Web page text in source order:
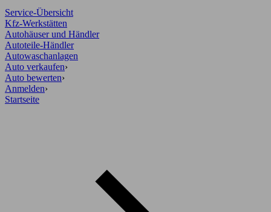
Service-Übersicht
Kfz-Werkstätten
Autohäuser und Händler
Autoteile-Händler
Autowaschanlagen
Auto verkaufen›
Auto bewerten›
Anmelden›
Startseite